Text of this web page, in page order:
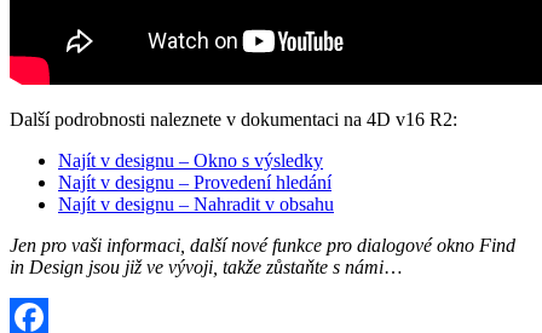
Další podrobnosti naleznete v dokumentaci na 4D v16 R2:
Najít v designu – Okno s výsledky
Najít v designu – Provedení hledání
Najít v designu – Nahradit v obsahu
Jen pro vaši informaci, další nové funkce pro dialogové okno Find
in Design jsou již ve vývoji, takže zůstaňte s námi…